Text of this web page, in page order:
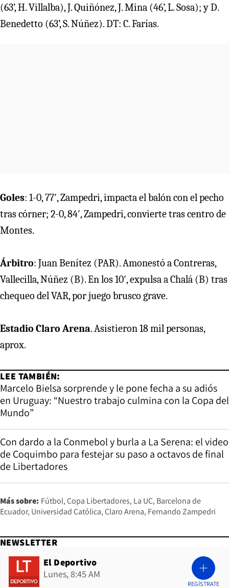
(63’, H. Villalba), J. Quiñónez, J. Mina (46’, L. Sosa); y D.
Benedetto (63’, S. Núñez). DT: C. Farías.
Goles: 1-0, 77′, Zampedri, impacta el balón con el pecho
tras córner; 2-0, 84′, Zampedri, convierte tras centro de
Montes.
Árbitro: Juan Benítez (PAR). Amonestó a Contreras,
Vallecilla, Núñez (B). En los 10′, expulsa a Chalá (B) tras
chequeo del VAR, por juego brusco grave.
Estadio Claro Arena. Asistieron 18 mil personas,
aprox.
LEE TAMBIÉN:
Marcelo Bielsa sorprende y le pone fecha a su adiós
en Uruguay: “Nuestro trabajo culmina con la Copa del
Mundo”
Con dardo a la Conmebol y burla a La Serena: el video
de Coquimbo para festejar su paso a octavos de final
de Libertadores
Más sobre: Fútbol Copa Libertadores La UC Barcelona de
Ecuador Universidad Católica Claro Arena Fernando Zampedri
NEWSLETTER
El Deportivo
Lunes, 8:45 AM
REGÍSTRATE